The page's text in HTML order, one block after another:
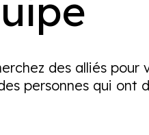
des alliés pour
personnes qui ont